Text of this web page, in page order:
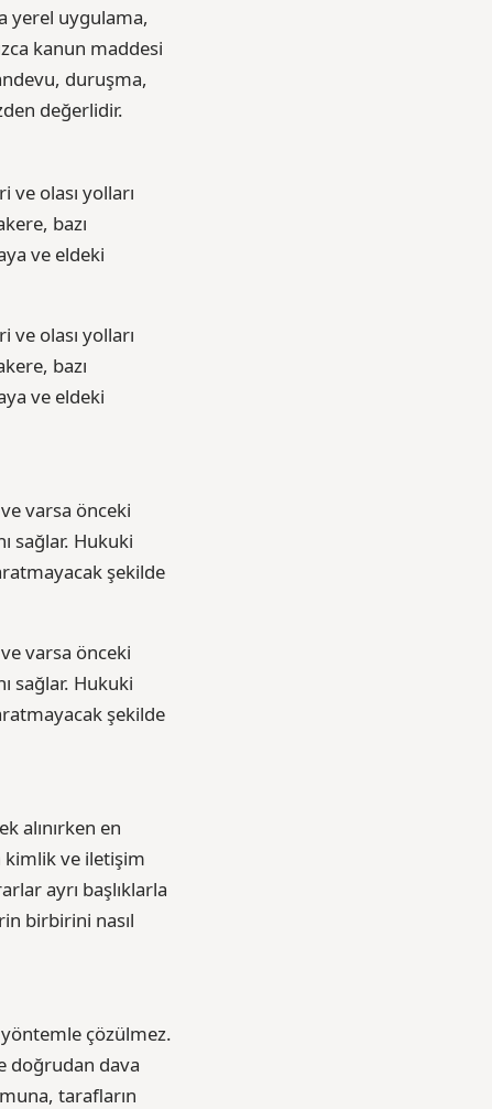
yerel uygulama,
kanun maddesi
duruşma,
değerlidir.
ve olası yolları
bazı
ve eldeki
ve olası yolları
bazı
ve eldeki
varsa önceki
sağlar. Hukuki
şekilde
varsa önceki
sağlar. Hukuki
şekilde
alınırken en
kimlik ve iletişim
ayrı başlıklarla
birbirini nasıl
yöntemle çözülmez.
doğrudan dava
tarafların